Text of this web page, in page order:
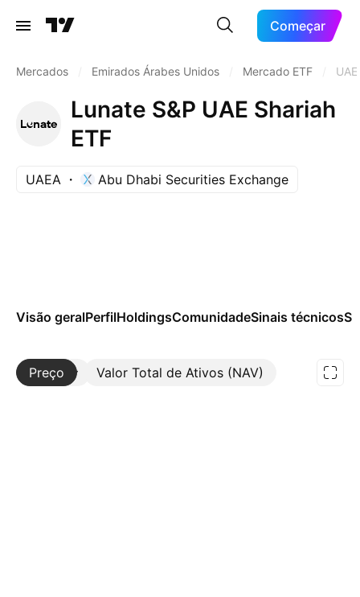
Começar
Mercados Emirados Árabes Unidos Mercado ETF
Lunate S&P UAE Shariah
ETF
UAEA Abu Dhabi Securities Exchange
Visão geralPerfilHoldingsComunidadeSinais técnicos
Preço Valor Total de Ativos (NAV)
Mais